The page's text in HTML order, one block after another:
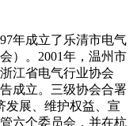
年成立了乐清市电气
）。2001年，温州市
江省电气行业协会
成立。三级协会合署
发展、维护权益、宣
六个委员会，并在杭